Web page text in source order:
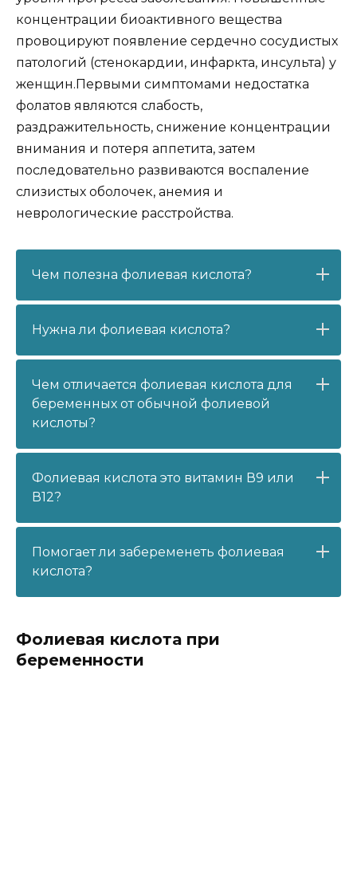
концентрации биоактивного вещества
провоцируют появление сердечно сосудистых
патологий (стенокардии, инфаркта, инсульта) у
женщин.Первыми симптомами недостатка
фолатов являются слабость,
раздражительность, снижение концентрации
внимания и потеря аппетита, затем
последовательно развиваются воспаление
слизистых оболочек, анемия и
неврологические расстройства.
Чем полезна фолиевая кислота?
Нужна ли фолиевая кислота?
Чем отличается фолиевая кислота для
беременных от обычной фолиевой
кислоты?
Фолиевая кислота это витамин В9 или
В12?
Помогает ли забеременеть фолиевая
кислота?
Фолиевая кислота при
беременности